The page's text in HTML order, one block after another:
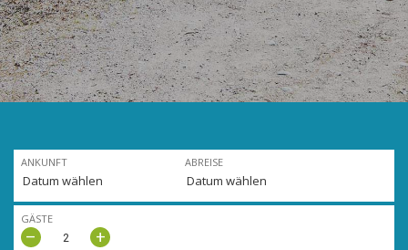
ANKUNFT ABREISE
GÄSTE
– +